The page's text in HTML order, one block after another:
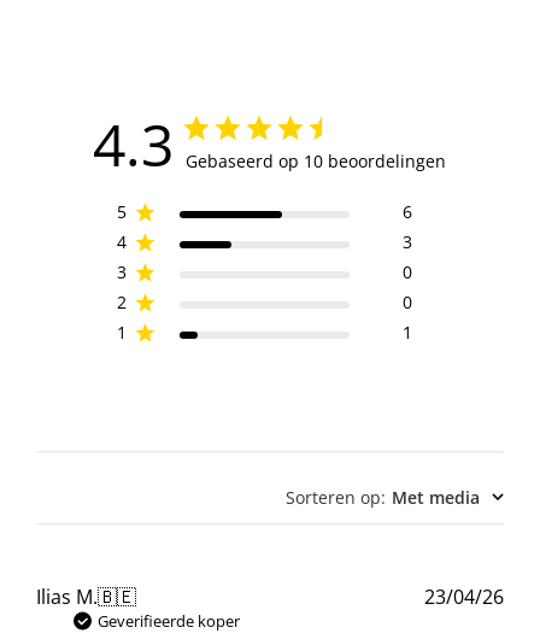
4.3 Gebaseerd op 10 beoordelingen
5
6
4
3
3
0
2
0
1
1
Sorteren op: Met media
Ilias M.🇧🇪
Geverifieerde koper
23/04/26